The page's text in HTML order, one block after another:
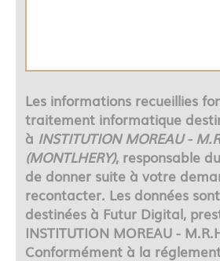
Les informations recueillies
traitement informatique
à INSTITUTION MOREAU -
(MONTLHERY), responsable
de donner suite à votre
recontacter. Les données
destinées à Futur Digital,
INSTITUTION MOREAU -
Conformément à la